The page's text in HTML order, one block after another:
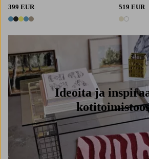
399 EUR
5 värejä
519 EUR
2 värejä
Ideoita ja